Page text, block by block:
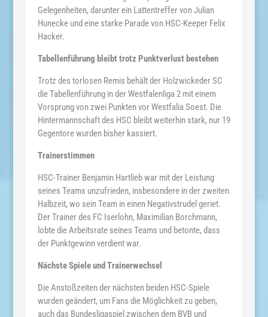
Gelegenheiten, darunter ein Lattentreffer von Julian
Hunecke und eine starke Parade von HSC-Keeper Felix
Hacker.
Tabellenführung bleibt trotz Punktverlust bestehen
Trotz des torlosen Remis behält der Holzwickeder SC
die Tabellenführung in der Westfalenliga 2 mit einem
Vorsprung von zwei Punkten vor Westfalia Soest. Die
Hintermannschaft des HSC bleibt weiterhin stark, nur 19
Gegentore wurden bisher kassiert.
Trainerstimmen
HSC-Trainer Benjamin Hartlieb war mit der Leistung
seines Teams unzufrieden, insbesondere in der zweiten
Halbzeit, wo sein Team in einen Negativstrudel geriet.
Der Trainer des FC Iserlohn, Maximilian Borchmann,
lobte die Arbeitsrate seines Teams und betonte, dass
der Punktgewinn verdient war.
Nächste Spiele und Trainerwechsel
Die Anstoßzeiten der nächsten beiden HSC-Spiele
wurden geändert, um Fans die Möglichkeit zu geben,
auch das Bundesligaspiel zwischen dem BVB und